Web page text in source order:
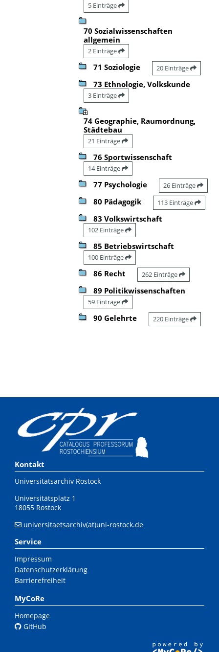
5 Einträge
70 Sozialwissenschaften
allgemein
2 Einträge
71 Soziologie 20 Einträge
73 Ethnologie, Volkskunde
3 Einträge
74 Geographie, Raumordnung,
Städtebau
21 Einträge
76 Sportwissenschaft
14 Einträge
77 Psychologie 26 Einträge
80 Pädagogik 113 Einträge
83 Volkswirtschaft
102 Einträge
85 Betriebswirtschaft
100 Einträge
86 Recht 262 Einträge
89 Politikwissenschaften
59 Einträge
90 Gelehrte 220 Einträge
Kontakt
Universitätsarchiv Rostock
Universitätsplatz 1
18055 Rostock
universitaetsarchiv(at)uni-rostock.de
Service
Impressum
Datenschutzerklärung
Barrierefreiheit
MyCoRe
Homepage
GitHub